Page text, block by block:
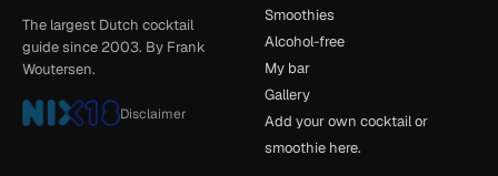
The largest Dutch cocktail
guide since 2003. By Frank
Woutersen.
Disclaimer
Smoothies
Alcohol-free
My bar
Gallery
Add your own cocktail or
smoothie here.